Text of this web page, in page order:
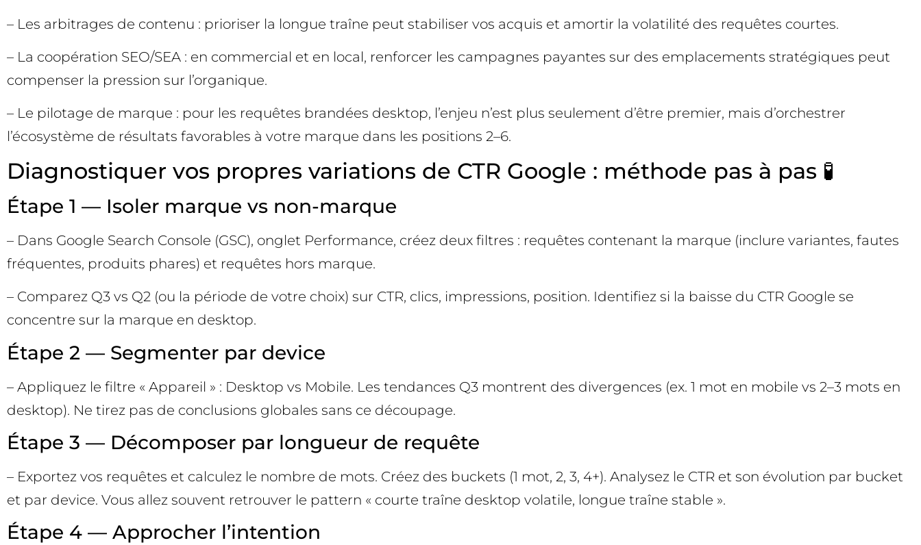
– Les arbitrages de contenu : prioriser la longue traîne peut stabiliser vos acquis et amortir la volatilité des requêtes courtes.
– La coopération SEO/SEA : en commercial et en local, renforcer les campagnes payantes sur des emplacements stratégiques peut
compenser la pression sur l’organique.
– Le pilotage de marque : pour les requêtes brandées desktop, l’enjeu n’est plus seulement d’être premier, mais d’orchestrer
l’écosystème de résultats favorables à votre marque dans les positions 2–6.
Diagnostiquer vos propres variations de CTR Google : méthode pas à pas 🧪
Étape 1 — Isoler marque vs non-marque
– Dans Google Search Console (GSC), onglet Performance, créez deux filtres : requêtes contenant la marque (inclure variantes, fautes
fréquentes, produits phares) et requêtes hors marque.
– Comparez Q3 vs Q2 (ou la période de votre choix) sur CTR, clics, impressions, position. Identifiez si la baisse du CTR Google se
concentre sur la marque en desktop.
Étape 2 — Segmenter par device
– Appliquez le filtre « Appareil » : Desktop vs Mobile. Les tendances Q3 montrent des divergences (ex. 1 mot en mobile vs 2–3 mots en
desktop). Ne tirez pas de conclusions globales sans ce découpage.
Étape 3 — Décomposer par longueur de requête
– Exportez vos requêtes et calculez le nombre de mots. Créez des buckets (1 mot, 2, 3, 4+). Analysez le CTR et son évolution par bucket
et par device. Vous allez souvent retrouver le pattern « courte traîne desktop volatile, longue traîne stable ».
Étape 4 — Approcher l’intention